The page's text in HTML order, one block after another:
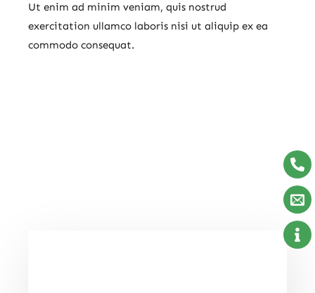
Ut enim ad minim veniam, quis nostrud
exercitation ullamco laboris nisi ut aliquip ex ea
commodo consequat.